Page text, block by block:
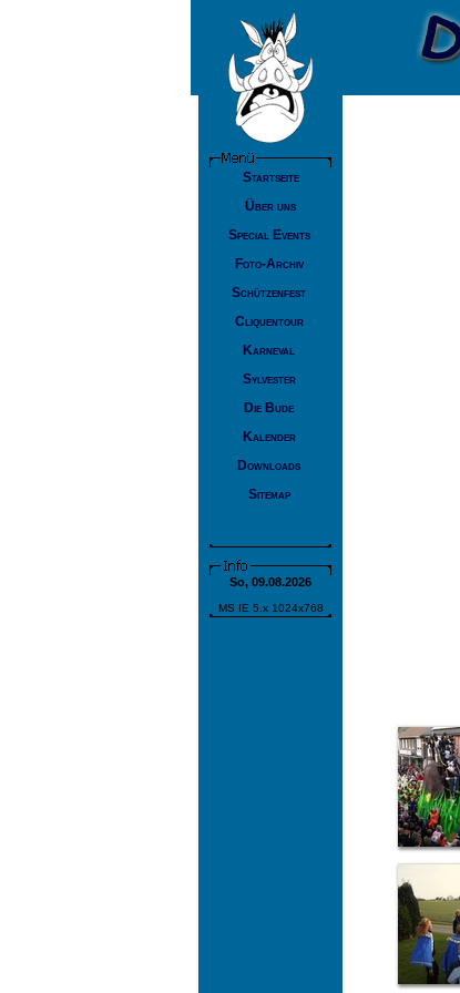
So, 09.08.2026
MS IE 5.x 1024x768
Startseite
Über uns
Special Events
Foto-Archiv
Schützenfest
Cliquentour
Karneval
Sylvester
Die Bude
Kalender
Downloads
Sitemap